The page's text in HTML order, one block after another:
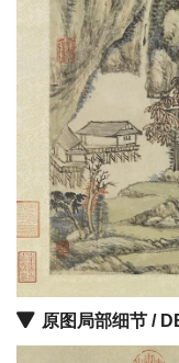
原图局部细节 /
画
家
高
清